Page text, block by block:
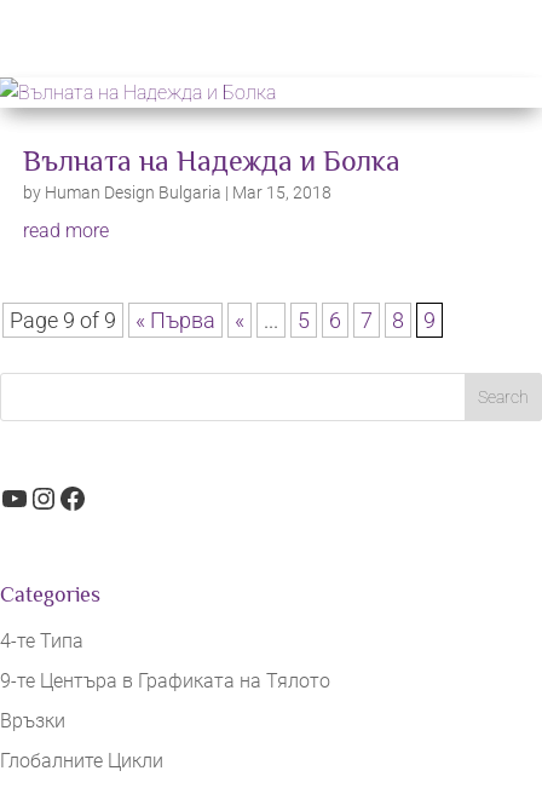
Вълната на Надежда и Болка
by Human Design Bulgaria | Mar 15, 2018
read more
Page 9 of 9 « Първа « ... 5 6 7 8 9
YouTube
Instagram
Facebook
Categories
4-те Типа
9-те Центъра в Графиката на Тялото
Връзки
Глобалните Цикли